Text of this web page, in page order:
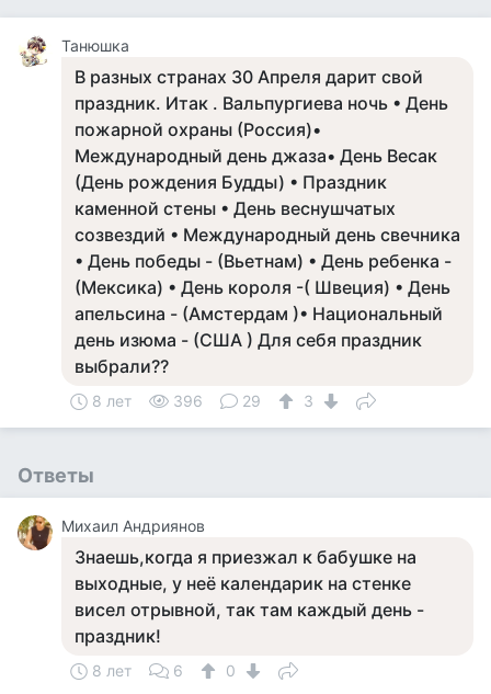
Танюшка
В разных странах 30 Апреля дарит свой
праздник. Итак . Вальпургиева ночь • День
пожарной охраны (Россия)•
Международный день джаза• День Весак
(День рождения Будды) • Праздник
каменной стены • День веснушчатых
созвездий • Международный день свечника
• День победы - (Вьетнам) • День ребенка -
(Мексика) • День короля -( Швеция) • День
апельсина - (Амстердам )• Национальный
день изюма - (США ) Для себя праздник
выбрали??
8 лет 396 29 3
Ответы
Михаил Андриянов
Знаешь,когда я приезжал к бабушке на
выходные, у неё календарик на стенке
висел отрывной, так там каждый день -
праздник!
8 лет 6
0